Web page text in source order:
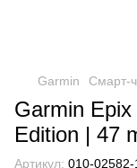
Garmin Смарт-
Garmin
Edition | 47
Артикул: 010-02582-